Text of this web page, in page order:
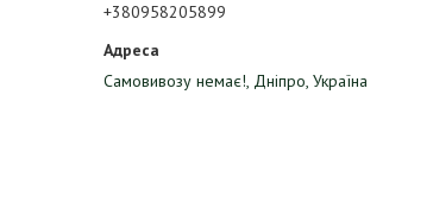
+380958205899
Самовивозу немає!, Дніпро, Україна